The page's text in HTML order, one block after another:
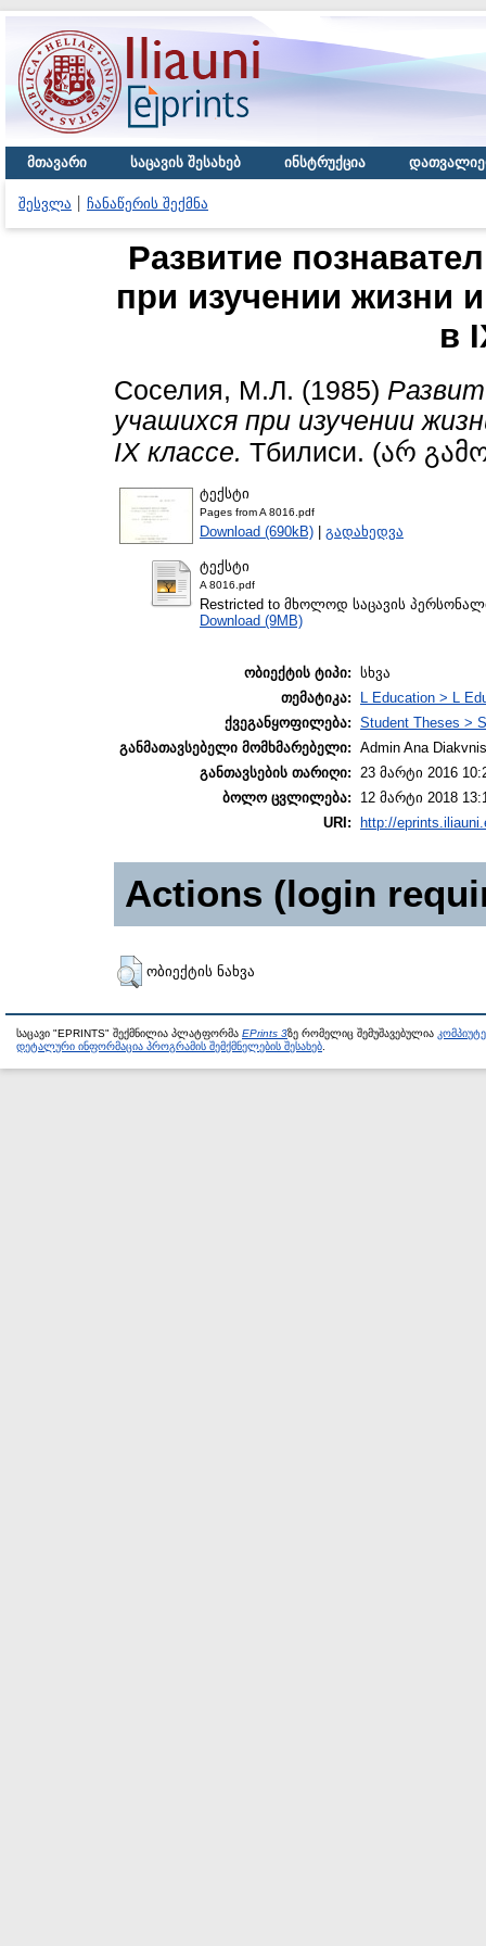
მთავარი საცავის შესახებ ინსტრუქცია
შესვლა ჩანაწერის შექმნა
Pазвитие
при изучении жизни
в
Соселия, М.Л. (1985)
учашихся при изучении
IX классе. Тбилиси. (არ
ტექსტი
Pages from A 8016.pdf
Download (690kB) | გადახედვა
ტექსტი
A 8016.pdf
Restricted to მხოლოდ საცავის
Download (9MB)
ობიექტის ტიპი: სხვა
თემატიკა:
L Education > L
ქვეგანყოფილება: Student Theses >
განმათავსებელი მომხმარებელი: Admin Ana
განთავსების თარიღი: 23 მარტი 2016
ბოლო ცვლილება:
12 მარტი 2018
URI:
http://
Actions (login
ობიექტის ნახვა
საცავი "EPRINTS" შექმნილია პლატფორმა EPrints 3ზე რომელიც შემუშავებულია
დეტალური ინფორმაცია პროგრამის შემქმნელების შესახებ.